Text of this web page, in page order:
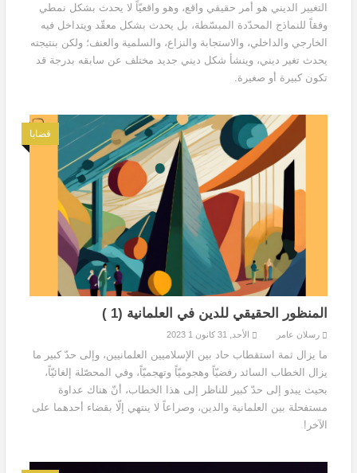
التغيير الديني هو أمر حقيقي واقع، وهو واقعيّاً لا يحدث بشكل نمطي
وفقاً للنماذج المحدّدة المبسّطة، بل يحدث بشكل معقّد ويتداخل فيه
الخارجي والداخلي، والاستجابة والنزاع، والسلمية والعنف؛ ولكن بنتيجته
يحدث تغير ديني، وينشأ شكل ديني جديد مختلف عن سابقه بدرجة قد
تكون كبيرة أو صغيرة.
قضايا
المنظور الحقيقي للدين في العلمانية (1 )
رسلان عامر الأحد, 31 كانون 1 2023
ما يزال ثمة استقطاب حاد بين الإسلاميين العلمانيين، وإلى حدّ كبير ما
يزال الخطاب السائد رفضيّاً وهجوميّاً وتهجميّاً، وفي المحصّلة إلغائيّاً،
بحيث يبدو إلى حدّ كبير للناظر إلى هذا الخطاب، أنّ هناك عداوة
مستفحلة بين العلمانية والدين، وصراعاً لا ينتهي إلّا بقضاء أحدهما على
الآخر!